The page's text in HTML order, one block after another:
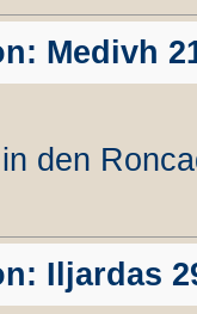
Medivh
den
Iljardas